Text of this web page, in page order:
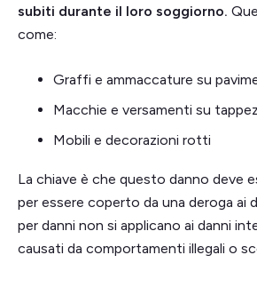
subiti durante il loro soggiorno.
come:
Graffi e ammaccature su
Macchie e versamenti su
Mobili e decorazioni rotti
La chiave è che questo danno deve
per essere coperto da una deroga ai
per danni non si applicano ai danni
causati da comportamenti illegali o